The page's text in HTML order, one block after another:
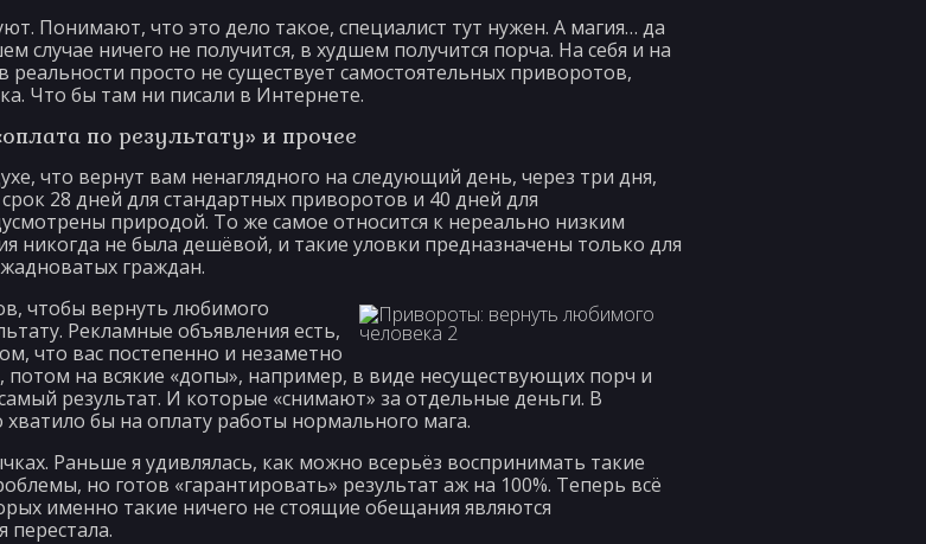
Понимают, что это дело такое, специалист тут нужен. А магия… да
случае ничего не получится, в худшем получится порча. На себя и на
просто не существует самостоятельных приворотов,
Что бы там ни писали в Интернете.
по результату» и прочее
что вернут вам ненаглядного на следующий день, через три дня,
28 дней для стандартных приворотов и 40 дней для
природой. То же самое относится к нереально низким
никогда не была дешёвой, и такие уловки предназначены только для
граждан.
чтобы вернуть любимого
Рекламные объявления есть,
что вас постепенно и незаметно
потом на всякие «допы», например, в виде несуществующих порч и
результат. И которые «снимают» за отдельные деньги. В
бы на оплату работы нормального мага.
Раньше я удивлялась, как можно всерьёз воспринимать такие
но готов «гарантировать» результат аж на 100%. Теперь всё
именно такие ничего не стоящие обещания являются